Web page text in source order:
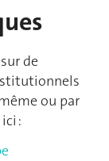
de
ou par
: